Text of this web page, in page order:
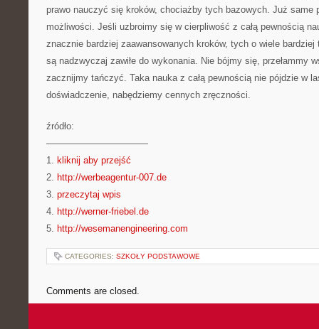
prawo nauczyć się kroków, chociażby tych bazowych. Już same
możliwości. Jeśli uzbroimy się w cierpliwość z całą pewnością
znacznie bardziej zaawansowanych kroków, tych o wiele
są nadzwyczaj zawiłe do wykonania. Nie bójmy się, przełammy
zacznijmy tańczyć. Taka nauka z całą pewnością nie pójdzie w
doświadczenie, nabędziemy cennych zręczności.
źródło:
———————————
1. kliknij aby przejść
2. http://werbeagentur-007.de
3. przeczytaj wpis
4. http://werner-friebel.de
5. http://wesemanengineering.com
CATEGORIES: SZKOŁY PODSTAWOWE
Comments are closed.